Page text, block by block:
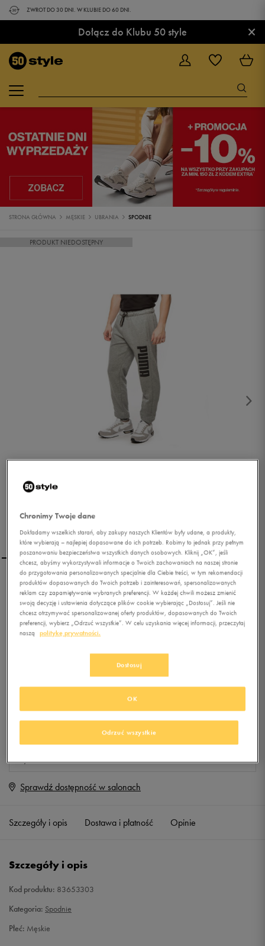
ZWROT DO 30 DNI. W KLUBIE DO 60 DNI.
Dołącz do Klubu 50 style ×
STRONA GŁÓWNA MĘSKIE UBRANIA SPODNIE
PRODUKT NIEDOSTĘPNY
PUMA SPODNIE FUN DRY
SWEAT
0.0( 0)
99,99 złz Vat
KLUBIE 50 STYLE
Produkt niedostępny
Jeśli artykuł będzie ponownie dostępny, otrzymasz od nas powiadomienie.
Wybierz rozmiar
M Powiadom o dostępności
L Powiadom o dostępności
XXL
Sprawdź dostępność w salonach
Szczegóły i opis Dostawa i płatność Opinie
Szczegóły i opis
Kod produktu: 83653303
Kategoria: Spodnie
Płeć: Męskie
Chronimy Twoje dane
Dokładamy wszelkich starań, aby zakupy naszych Klientów były udane, a produkty,
które wybierają – najlepiej dopasowane do ich potrzeb. Robimy to jednak przy pełnym
poszanowaniu bezpieczeństwa wszystkich danych osobowych. Kliknij „OK”, jeśli
chcesz, abyśmy wykorzystywali informacje o Twoich zachowaniach na naszej stronie
do przygotowania personalizowanych specjalnie dla Ciebie treści, w tym rekomendacji
produktów dopasowanych do Twoich potrzeb i zainteresowań, spersonalizowanych
reklam czy zapamiętywanie wybranych preferencji. W każdej chwili możesz zmienić
swoją decyzję i ustawienia dotyczące plików cookie wybierając „Dostosuj”. Jeśli nie
chcesz otrzymywać spersonalizowanej oferty produktów, dopasowanych do Twoich
preferencji, wybierz „Odrzuć wszystkie”. W celu uzyskania więcej informacji, przeczytaj
naszą
politykę prywatności.
Dostosuj
Odrzuć wszystkie
OK